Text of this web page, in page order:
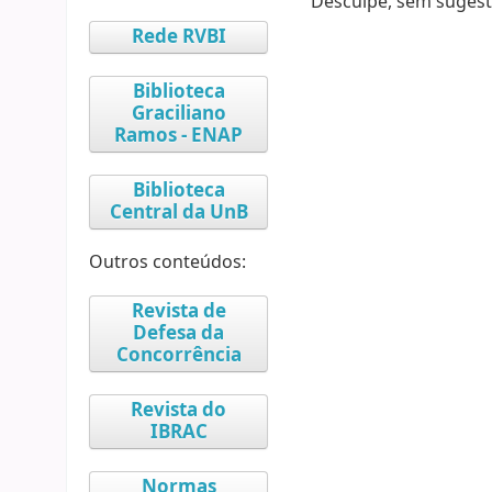
Rede RVBI
Biblioteca
Graciliano
Ramos - ENAP
Biblioteca
Central da UnB
Outros conteúdos:
Revista de
Defesa da
Concorrência
Revista do
IBRAC